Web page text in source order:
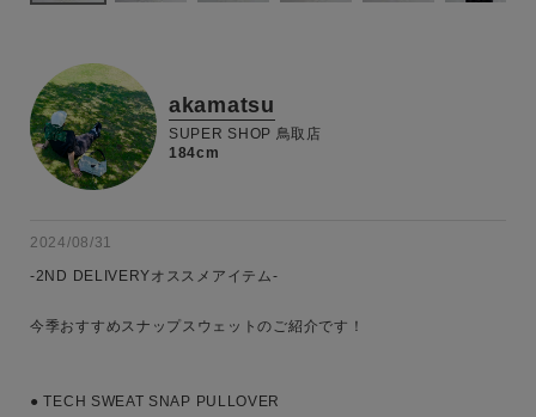
akamatsu
SUPER SHOP 鳥取店
184cm
2024/08/31
-2ND DELIVERYオススメアイテム-
今季おすすめスナップスウェットのご紹介です！
● TECH SWEAT SNAP PULLOVER